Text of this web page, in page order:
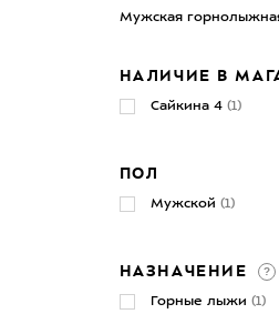
Мужская
НАЛИЧИЕ В
Сайкина 4 (1)
ПОЛ
Мужской (1)
НАЗНАЧЕНИЕ
Горные лыжи (1)